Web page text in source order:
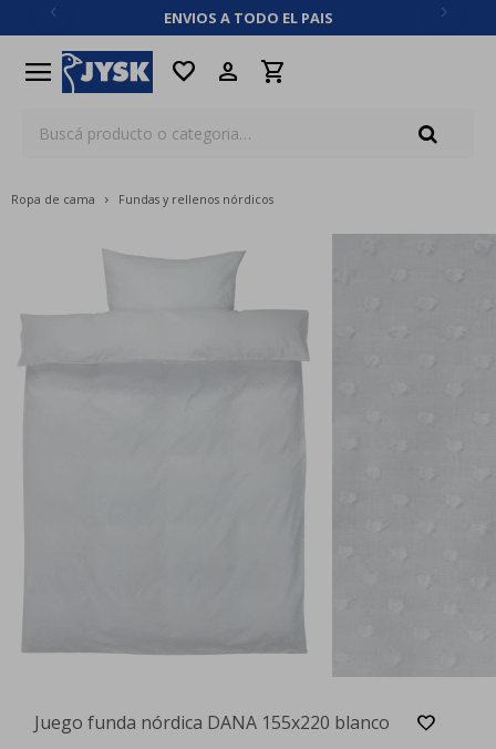
ENVIOS A TODO EL PAIS
menu favorite
Ropa de cama Fundas y rellenos nórdicos
Juego funda nórdica DANA 155x220 blanco
close